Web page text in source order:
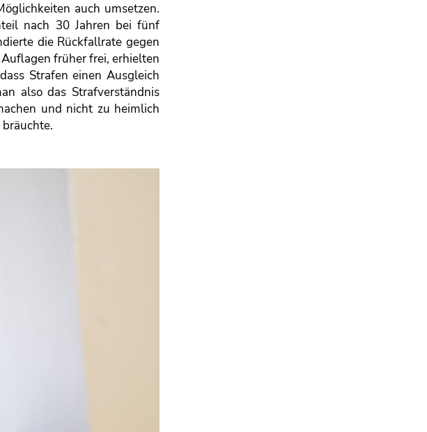
auch umsetzen.
nach 30 Jahren bei fünf
die Rückfallrate gegen
früher frei, erhielten
Strafen einen Ausgleich
also das Strafverständnis
und nicht zu heimlich